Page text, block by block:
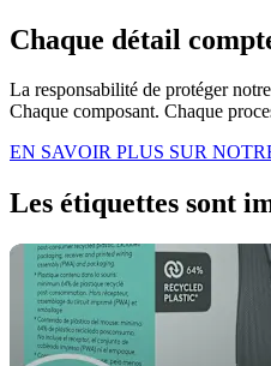
Chaque détail
La responsabilité de protéger
Chaque composant. Chaque
EN SAVOIR PLUS SUR
Les étiquettes sont